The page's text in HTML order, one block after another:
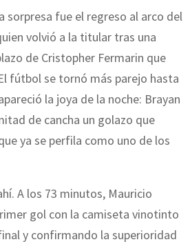
sorpresa fue el regreso al arco del
volvió a la titular tras una
de Cristopher Fermarin que
fútbol se tornó más parejo hasta
la joya de la noche: Brayan
de cancha un golazo que
ya se perfila como uno de los
A los 73 minutos, Mauricio
gol con la camiseta vinotinto
y confirmando la superioridad